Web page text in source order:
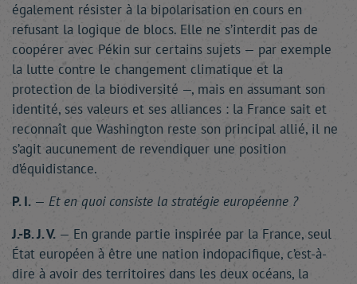
également résister à la bipolarisation en cours en
refusant la logique de blocs. Elle ne s’interdit pas de
coopérer avec Pékin sur certains sujets — par exemple
la lutte contre le changement climatique et la
protection de la biodiversité —, mais en assumant son
identité, ses valeurs et ses alliances : la France sait et
reconnaît que Washington reste son principal allié, il ne
s’agit aucunement de revendiquer une position
d’équidistance.
P. I. — Et en quoi consiste la stratégie européenne ?
J.-B. J. V. — En grande partie inspirée par la France, seul
État européen à être une nation indopacifique, c’est-à-
dire à avoir des territoires dans les deux océans, la